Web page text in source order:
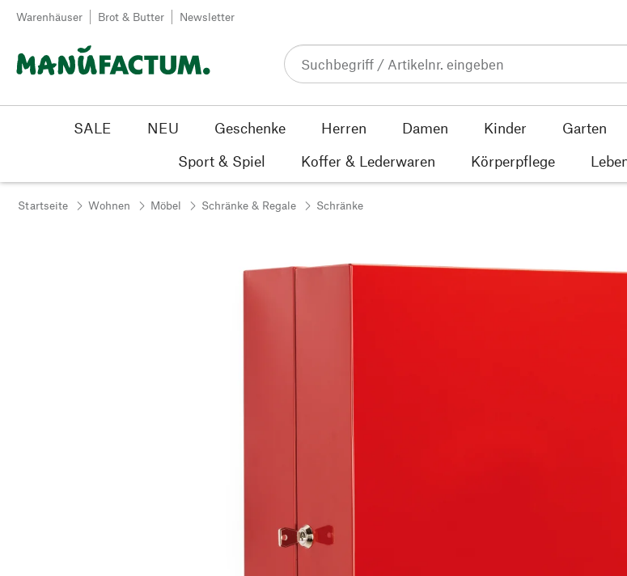
Zum Inhalt springen
Warenhäuser Brot & Butter Newsletter
SALE NEU Geschenke Herren Damen Kinder Garten
Sport & Spiel
Koffer & Lederwaren Körperpflege
Startseite Wohnen Möbel Schränke & Regale Schränke